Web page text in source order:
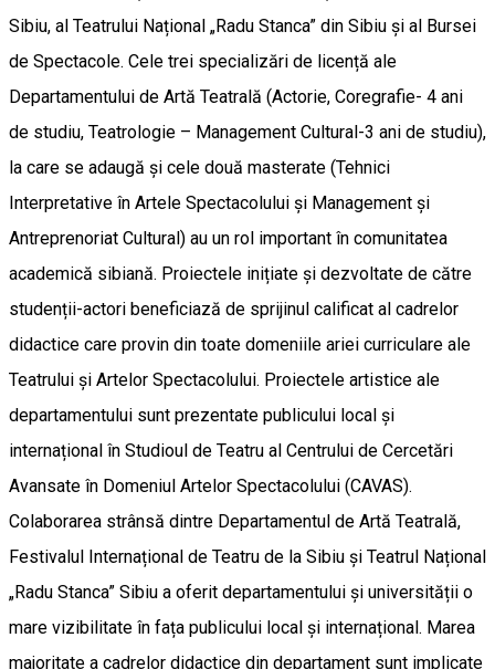
Sibiu, al Teatrului Național „Radu Stanca” din Sibiu și al Bursei
de Spectacole. Cele trei specializări de licență ale
Departamentului de Artă Teatrală (Actorie, Coregrafie- 4 ani
de studiu, Teatrologie – Management Cultural-3 ani de studiu),
la care se adaugă și cele două masterate (Tehnici
Interpretative în Artele Spectacolului și Management și
Antreprenoriat Cultural) au un rol important în comunitatea
academică sibiană. Proiectele inițiate și dezvoltate de către
studenții-actori beneficiază de sprijinul calificat al cadrelor
didactice care provin din toate domeniile ariei curriculare ale
Teatrului și Artelor Spectacolului. Proiectele artistice ale
departamentului sunt prezentate publicului local și
internațional în Studioul de Teatru al Centrului de Cercetări
Avansate în Domeniul Artelor Spectacolului (CAVAS).
Colaborarea strânsă dintre Departamentul de Artă Teatrală,
Festivalul Internațional de Teatru de la Sibiu și Teatrul Național
„Radu Stanca” Sibiu a oferit departamentului și universității o
mare vizibilitate în fața publicului local și internațional. Marea
majoritate a cadrelor didactice din departament sunt implicate